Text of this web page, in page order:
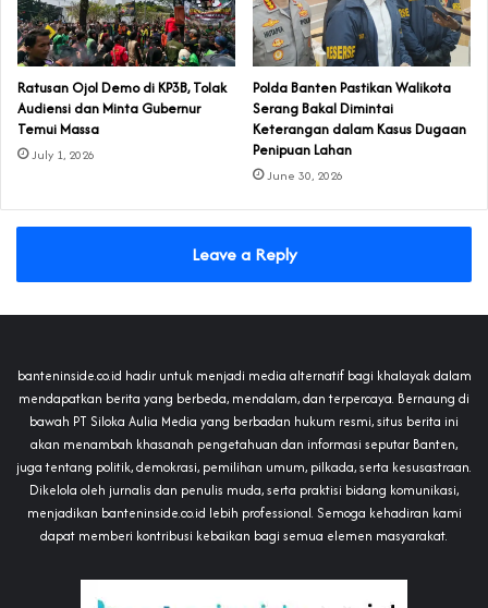
‎Ratusan Ojol Demo di KP3B, Tolak
Audiensi dan Minta Gubernur
Temui Massa
July 1, 2026
Polda Banten Pastikan Walikota
Serang Bakal Dimintai
Keterangan dalam Kasus Dugaan
Penipuan Lahan
June 30, 2026
Leave a Reply
banteninside.co.id hadir untuk menjadi media alternatif bagi khalayak dalam
mendapatkan berita yang berbeda, mendalam, dan terpercaya. Bernaung di
bawah PT Siloka Aulia Media yang berbadan hukum resmi, situs berita ini
akan menambah khasanah pengetahuan dan informasi seputar Banten,
juga tentang politik, demokrasi, pemilihan umum, pilkada, serta kesusastraan.
Dikelola oleh jurnalis dan penulis muda, serta praktisi bidang komunikasi,
menjadikan banteninside.co.id lebih professional. Semoga kehadiran kami
dapat memberi kontribusi kebaikan bagi semua elemen masyarakat.